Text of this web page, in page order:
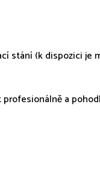
stání (k dispozici je
a